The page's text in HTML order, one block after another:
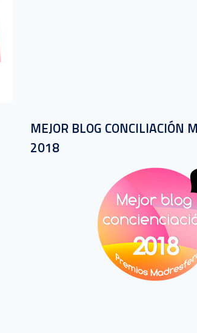
MEJOR BLOG CONCILIACIÓN
2018